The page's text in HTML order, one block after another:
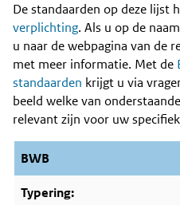
Content
De standaarden op deze lijst
verplichting. Als u op de
u naar de webpagina van de
met meer informatie. Met de
standaarden krijgt u via
beeld welke van
relevant zijn voor uw
BWB